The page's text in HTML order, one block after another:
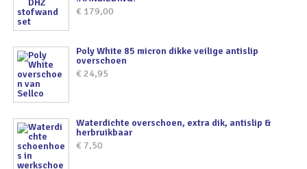
€ 179,00
Poly White 85 micron dikke veilige antislip
overschoen
€ 24,95
Waterdichte overschoen, extra dik, antislip &
herbruikbaar
€ 7,50